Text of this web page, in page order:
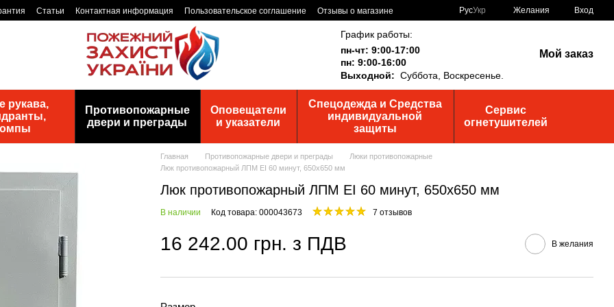
Статьи Контактная информация Пользовательское соглашение
Отзывы о магазине
РусУкр Желания Вход
График работы:
пн-чт: 9:00-17:00
пн: 9:00-16:00
Выходной: Суббота, Воскресенье.
Мой заказ
рукава,
Противопожарные
двери и преграды
Оповещатели
и указатели
Спецодежда и Средства
индивидуальной
защиты
Сервис
огнетушителей
Главная Противопожарные двери и преграды
Люки противопожарные
Люк противопожарный ЛПМ EI 60 минут, 650х650 мм
Люк противопожарный ЛПМ EI 60 минут, 650х650 мм
В наличии Код товара: 000043673 7 отзывов
16 242.00 грн. з ПДВ В желания